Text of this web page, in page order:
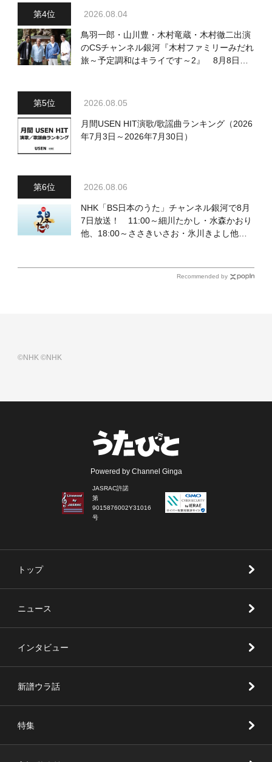
2026.08.04
鳥羽一郎・山川豊・木村竜蔵・木村徹二出演
のCSチャンネル銀河『木村ファミリーみだれ
旅～予定調和はキライです～2』 8月8日
2026.08.05
月間USEN HIT演歌/歌謡曲ランキング（2026
年7月3日～2026年7月30日）
2026.08.06
NHK「BS日本のうた」チャンネル銀河で8月
7日放送！ 11:00～細川たかし・水森かおり
他、18:00～ささきいさお・氷川きよし他登
Recommended by
©NHK©NHK
Powered by Channel Ginga
JASRAC許諾
第
9015876002Y31016
号
トップ
ニュース
インタビュー
新譜ウラ話
特集